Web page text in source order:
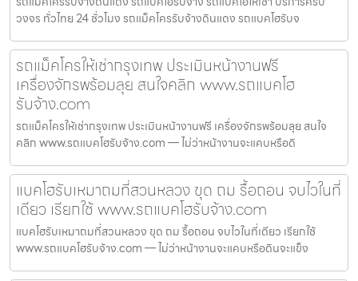
วงจร ทั่วไทย 24 ชั่วโมง รถแม็คโครรับจ้างดินแดง รถแบคโฮรับจ
รถแม็คโครให้เช่ากรุงเทพ ประเมินหน้างานฟรี
เครื่องจักรพร้อมลุย สนใจคลิก www.รถแบคโฮ
รับจ้าง.com
รถแม็คโครให้เช่ากรุงเทพ ประเมินหน้างานฟรี เครื่องจักรพร้อมลุย สนใจ
คลิก www.รถแบคโฮรับจ้าง.com — ไม่ว่าหน้างานจะแคบหรือดิ
แบคโฮรับเหมาถมที่สวนหลวง ขุด ถม รื้อถอน จบไวในที่
เดียว เรียกใช้ www.รถแบคโฮรับจ้าง.com
แบคโฮรับเหมาถมที่สวนหลวง ขุด ถม รื้อถอน จบไวในที่เดียว เรียกใช้
www.รถแบคโฮรับจ้าง.com — ไม่ว่าหน้างานจะแคบหรือดินจะแข็ง